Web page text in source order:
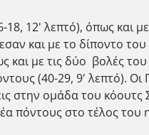
12' λεπτό), όπως και
και με το δίποντο
με τις δύο βολές
(40-29, 9' λεπτό).
στην ομάδα του
πόντους στο τέλος του